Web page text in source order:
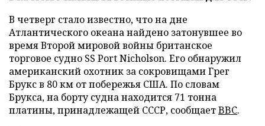
В четверг стало известно, что на дне
Атлантического океана найдено затонувшее во
время Второй мировой войны британское
торговое судно SS Port Nicholson. Его обнаружил
американский охотник за сокровищами Грег
Брукс в 80 км от побережья США. По словам
Брукса, на борту судна находится 71 тонна
платины, принадлежащей СССР, сообщаетBBC.